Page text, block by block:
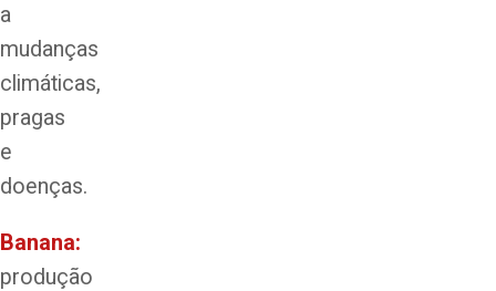
a
mudanças
climáticas,
pragas
e
doenças.
Banana:
produção